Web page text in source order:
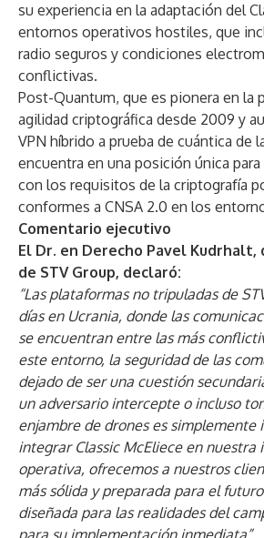
su experiencia en la adaptación del
entornos operativos hostiles, que
radio seguros y condiciones
conflictivas.
Post-Quantum, que es pionera en la
agilidad criptográfica desde 2009 y
VPN híbrido a prueba de cuántica de
encuentra en una posición única
con los requisitos de la criptografía
conformes a CNSA 2.0 en los
Comentario ejecutivo
El Dr. en Derecho Pavel
de STV Group, declaró:
“Las plataformas no tripuladas de
días en Ucrania, donde las
se encuentran entre las más
este entorno, la seguridad de las
dejado de ser una cuestión
un adversario intercepte o incluso
enjambre de drones es simplemente
integrar Classic McEliece en
operativa, ofrecemos a nuestros
más sólida y preparada para el
diseñada para las realidades del
para su implementación inmediata”.